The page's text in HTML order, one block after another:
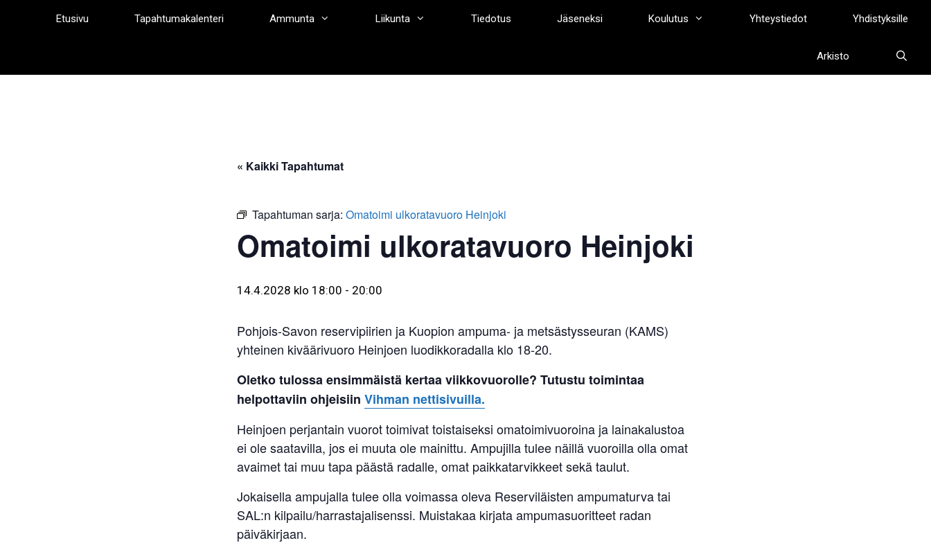
Etusivu Tapahtumakalenteri Ammunta Liikunta Tiedotus Jäseneksi Koulutus Yhteystiedot Yhdistyksille
Arkisto
« Kaikki Tapahtumat
Tapahtuman sarja: Omatoimi ulkoratavuoro Heinjoki
Omatoimi ulkoratavuoro Heinjoki
14.4.2028 klo 18:00 - 20:00
Pohjois-Savon reservipiirien ja Kuopion ampuma- ja metsästysseuran (KAMS)
yhteinen kiväärivuoro Heinjoen luodikkoradalla klo 18-20.
Oletko tulossa ensimmäistä kertaa viikkovuorolle? Tutustu toimintaa
helpottaviin ohjeisiin Vihman nettisivuilla.
Heinjoen perjantain vuorot toimivat toistaiseksi omatoimivuoroina ja lainakalustoa
ei ole saatavilla, jos ei muuta ole mainittu. Ampujilla tulee näillä vuoroilla olla omat
avaimet tai muu tapa päästä radalle, omat paikkatarvikkeet sekä taulut.
Jokaisella ampujalla tulee olla voimassa oleva Reserviläisten ampumaturva tai
SAL:n kilpailu/harrastajalisenssi. Muistakaa kirjata ampumasuoritteet radan
päiväkirjaan.